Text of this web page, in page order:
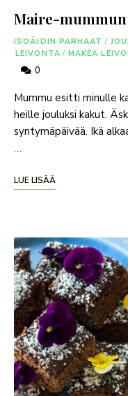
Maire-
ISOÄIDIN PARHAAT /
LEIVONTA / MAKEA
0
Mummu esitti minulle
heille jouluksi kakut.
syntymäpäivää. Ikä
…
LUE LISÄÄ